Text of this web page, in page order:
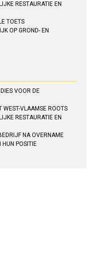
RESTAURATIE EN
TOETS
OP GROND- EN
VOOR DE
WEST-VLAAMSE ROOTS
RESTAURATIE EN
NA OVERNAME
HUN POSITIE